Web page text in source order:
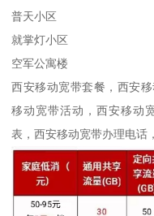
普天小区
就掌灯小区
空军公寓楼
西安移动宽带套餐，西安
移动宽带活动，西安移动
表，西安移动宽带办理电话